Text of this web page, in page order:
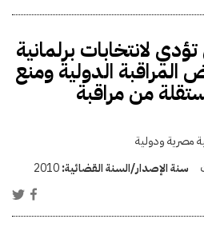
لانتخابات برلمانية
الدولية ومنع
من مراقبة
مصرية ودولية
سنة الإصدار/السنة القضائية:2010